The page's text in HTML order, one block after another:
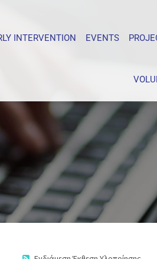
INTERVENTION EVENTS